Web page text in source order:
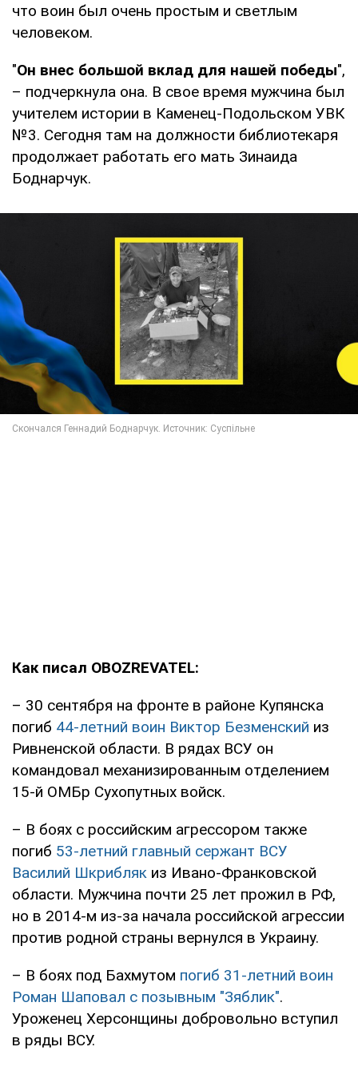
что воин был очень простым и светлым
человеком.
"Он внес большой вклад для нашей победы",
– подчеркнула она. В свое время мужчина был
учителем истории в Каменец-Подольском УВК
№3. Сегодня там на должности библиотекаря
продолжает работать его мать Зинаида
Боднарчук.
Как писал OBOZREVATEL:
– 30 сентября на фронте в районе Купянска
погиб 44-летний воин Виктор Безменский из
Ривненской области. В рядах ВСУ он
командовал механизированным отделением
15-й ОМБр Сухопутных войск.
– В боях с российским агрессором также
погиб 53-летний главный сержант ВСУ
Василий Шкрибляк из Ивано-Франковской
области. Мужчина почти 25 лет прожил в РФ,
но в 2014-м из-за начала российской агрессии
против родной страны вернулся в Украину.
– В боях под Бахмутом погиб 31-летний воин
Роман Шаповал с позывным "Зяблик".
Уроженец Херсонщины добровольно вступил
в ряды ВСУ.